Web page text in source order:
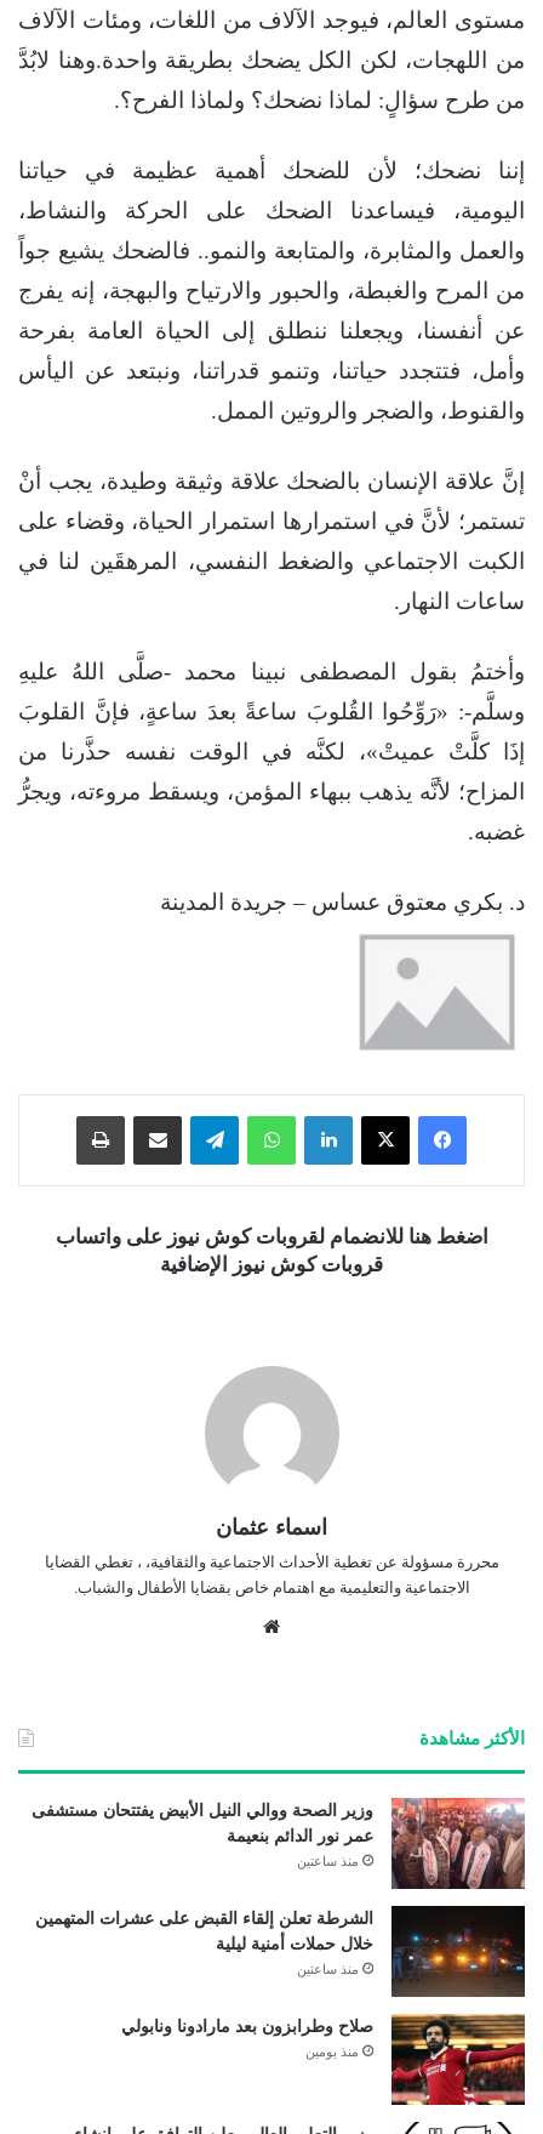
مستوى العالم، فيوجد الآلاف من اللغات، ومئات الآلاف
من اللهجات، لكن الكل يضحك بطريقة واحدة.وهنا لابُدَّ
من طرح سؤالٍ: لماذا نضحك؟ ولماذا الفرح؟.
إننا نضحك؛ لأن للضحك أهمية عظيمة في حياتنا
اليومية، فيساعدنا الضحك على الحركة والنشاط،
والعمل والمثابرة، والمتابعة والنمو.. فالضحك يشيع جواً
من المرح والغبطة، والحبور والارتياح والبهجة، إنه يفرج
عن أنفسنا، ويجعلنا ننطلق إلى الحياة العامة بفرحة
وأمل، فتتجدد حياتنا، وتنمو قدراتنا، ونبتعد عن اليأس
والقنوط، والضجر والروتين الممل.
إنَّ علاقة الإنسان بالضحك علاقة وثيقة وطيدة، يجب أنْ
تستمر؛ لأنَّ في استمرارها استمرار الحياة، وقضاء على
الكبت الاجتماعي والضغط النفسي، المرهقَين لنا في
ساعات النهار.
وأختمُ بقول المصطفى نبينا محمد -صلَّى اللهُ عليهِ
وسلَّم-: «رَوِّحُوا القُلوبَ ساعةً بعدَ ساعةٍ، فإنَّ القلوبَ
إذَا كلَّتْ عميتْ»، لكنَّه في الوقت نفسه حذَّرنا من
المزاح؛ لأنَّه يذهب ببهاء المؤمن، ويسقط مروءته، ويجرُّ
غضبه.
د. بكري معتوق عساس – جريدة المدينة
فيسبوك ‫X لينكدإن واتساب تيلقرام
اضغط هنا للانضمام لقروبات كوش نيوز على واتساب
قروبات كوش نيوز الإضافية
اسماء عثمان
محررة مسؤولة عن تغطية الأحداث الاجتماعية والثقافية، ، تغطي القضايا
الاجتماعية والتعليمية مع اهتمام خاص بقضايا الأطفال والشباب.
الأكثر مشاهدة
وزير الصحة ووالي النيل الأبيض يفتتحان مستشفى
عمر نور الدائم بنعيمة
منذ ساعتين
الشرطة تعلن إلقاء القبض على عشرات المتهمين
خلال حملات أمنية ليلية
منذ ساعتين
صلاح وطرابزون بعد مارادونا ونابولي
منذ يومين